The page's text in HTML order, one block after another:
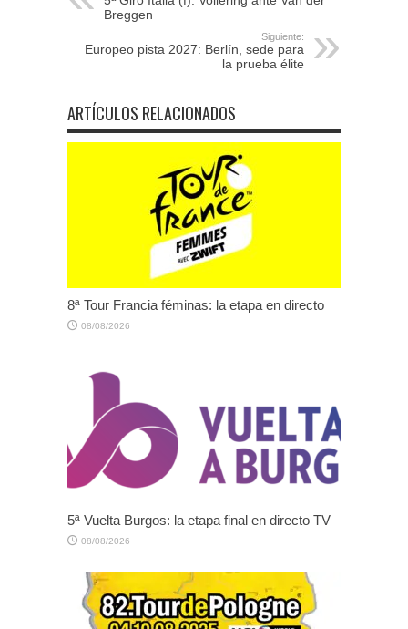
Breggen
Siguiente:
Europeo pista 2027: Berlín, sede para
la prueba élite
ARTÍCULOS RELACIONADOS
8ª Tour Francia féminas: la etapa en directo
08/08/2026
5ª Vuelta Burgos: la etapa final en directo TV
08/08/2026